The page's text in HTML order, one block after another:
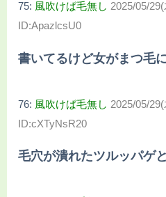
75: 風吹けば毛無し 2025/05/
ID:ApazlcsU0
書いてるけど女がまつ毛
76: 風吹けば毛無し 2025/05/
ID:cXTyNsR20
毛穴が潰れたツルッパゲ